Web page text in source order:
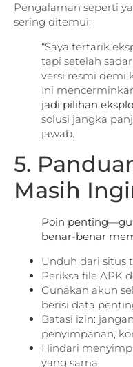
Pengalaman seperti
sering ditemui:
“Saya tertarik
tapi setelah
versi resmi demi
Ini
jadi pilihan
solusi jangka
jawab.
5.
Masih
Poin
benar-benar
Unduh dari situs
Periksa file APK
Gunakan akun
berisi data
Batasi izin:
penyimpanan,
Hindari
yang sama